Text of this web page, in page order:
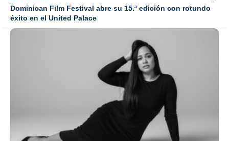
Dominican Film Festival abre su 15.ª edición con rotundo
éxito en el United Palace